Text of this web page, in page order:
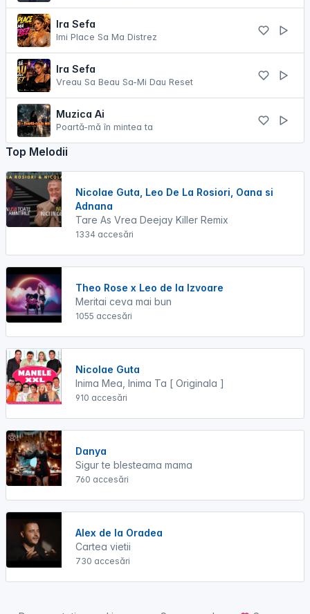
Ira Sefa
Imi Place Sa Ma Distrez
Ira Sefa
Vreau Sa Beau Sa-Mi Dau Reset
Muzica Ai
Poartă-mă în mintea ta
Top Melodii
Nicolae Guta, Leo De La Rosiori, Oana si
Adnana
Tare As Vrea Deejay Killer Remix
1334 accesări
Theo Rose x Leo de la Izvoare
Meritai ceva mai bun
1055 accesări
Nicolae Guta
Inima Mea, Inima Ta [ Originala ]
910 accesări
Danya
Sigur te blesteama mama
760 accesări
Alex de la Oradea
Cartea vietii
730 accesări